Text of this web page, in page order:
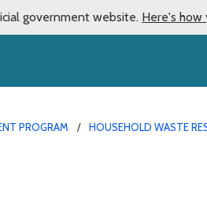
government website. Here's how
PROGRAM HOUSEHOLD WASTE